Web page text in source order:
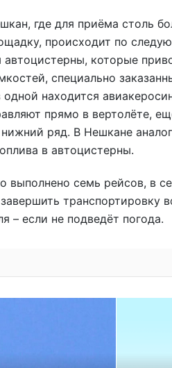
где для приёма столь
происходит по
автоцистерны, которые
специально
находится
прямо в вертолёте,
нижний ряд. В Нешкане
в автоцистерны.
выполнено семь рейсов, в
транспортировку
– если не подведёт погода.